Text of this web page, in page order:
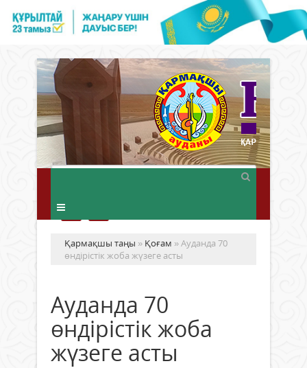
Қармақшы таңы » Қоғам » Ауданда 70
өндірістік жоба жүзеге асты
Ауданда 70
өндірістік жоба
жүзеге асты